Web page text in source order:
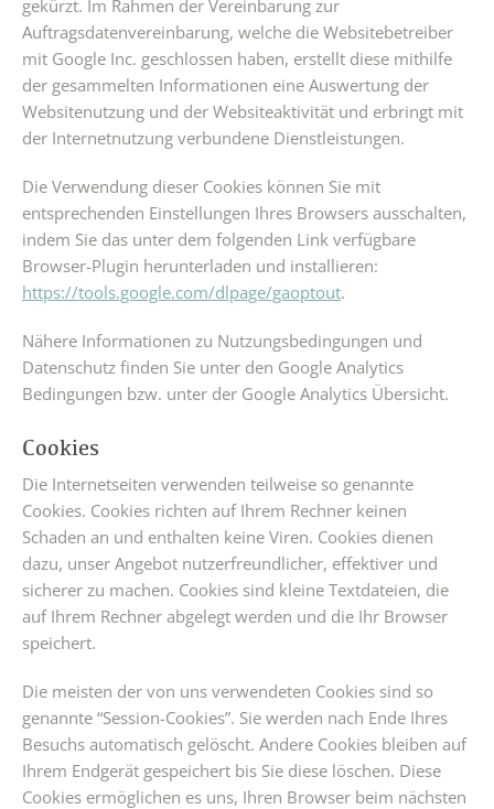
gekürzt. Im Rahmen der Vereinbarung zur
Auftragsdatenvereinbarung, welche die Websitebetreiber
mit Google Inc. geschlossen haben, erstellt diese mithilfe
der gesammelten Informationen eine Auswertung der
Websitenutzung und der Websiteaktivität und erbringt mit
der Internetnutzung verbundene Dienstleistungen.
Die Verwendung dieser Cookies können Sie mit
entsprechenden Einstellungen Ihres Browsers ausschalten,
indem Sie das unter dem folgenden Link verfügbare
Browser-Plugin herunterladen und installieren:
https://tools.google.com/dlpage/gaoptout.
Nähere Informationen zu Nutzungsbedingungen und
Datenschutz finden Sie unter den Google Analytics
Bedingungen bzw. unter der Google Analytics Übersicht.
Cookies
Die Internetseiten verwenden teilweise so genannte
Cookies. Cookies richten auf Ihrem Rechner keinen
Schaden an und enthalten keine Viren. Cookies dienen
dazu, unser Angebot nutzerfreundlicher, effektiver und
sicherer zu machen. Cookies sind kleine Textdateien, die
auf Ihrem Rechner abgelegt werden und die Ihr Browser
speichert.
Die meisten der von uns verwendeten Cookies sind so
genannte “Session-Cookies”. Sie werden nach Ende Ihres
Besuchs automatisch gelöscht. Andere Cookies bleiben auf
Ihrem Endgerät gespeichert bis Sie diese löschen. Diese
Cookies ermöglichen es uns, Ihren Browser beim nächsten